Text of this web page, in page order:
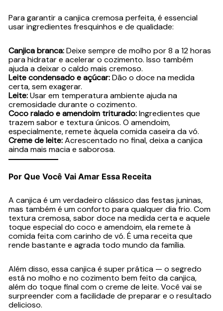
Para garantir a canjica cremosa perfeita, é essencial
usar ingredientes fresquinhos e de qualidade:
Canjica branca:Deixe sempre de molho por 8 a 12 horas
para hidratar e acelerar o cozimento. Isso também
ajuda a deixar o caldo mais cremoso.
Leite condensado e açúcar:Dão o doce na medida
certa, sem exagerar.
Leite:Usar em temperatura ambiente ajuda na
cremosidade durante o cozimento.
Coco ralado e amendoim triturado:Ingredientes que
trazem sabor e textura únicos. O amendoim,
especialmente, remete àquela comida caseira da vó.
Creme de leite:Acrescentado no final, deixa a canjica
ainda mais macia e saborosa.
Por Que Você Vai Amar Essa Receita
A canjica é um verdadeiro clássico das festas juninas,
mas também é um conforto para qualquer dia frio. Com
textura cremosa, sabor doce na medida certa e aquele
toque especial do coco e amendoim, ela remete à
comida feita com carinho de vó. É uma receita que
rende bastante e agrada todo mundo da família.
Além disso, essa canjica é super prática — o segredo
está no molho e no cozimento bem feito da canjica,
além do toque final com o creme de leite. Você vai se
surpreender com a facilidade de preparar e o resultado
delicioso.